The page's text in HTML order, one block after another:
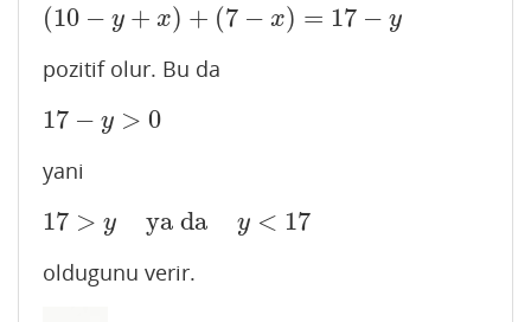
(10 − y + x) + (7 − x) = 17 − y
( 10 −y+ x)+ (7− x)=17 −y
pozitif olur. Bu da
17 − y > 0
17−y>0
yani
17 > y ya da y < 17
17 ya da
17
oldugunu verir.